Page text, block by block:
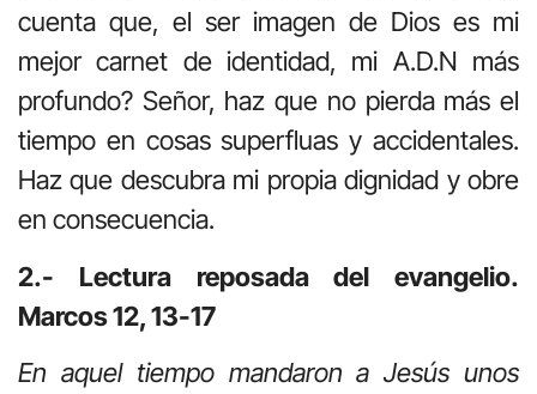
cuenta que, el ser imagen de Dios es mi
mejor carnet de identidad, mi A.D.N más
profundo? Señor, haz que no pierda más el
tiempo en cosas superfluas y accidentales.
Haz que descubra mi propia dignidad y obre
en consecuencia.
2.- Lectura reposada del evangelio.
Marcos 12, 13-17
En aquel tiempo mandaron a Jesús unos